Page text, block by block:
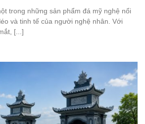
trong những sản phẩm đá mỹ nghệ nổi
và tinh tế của người nghệ nhân. Với
[...]